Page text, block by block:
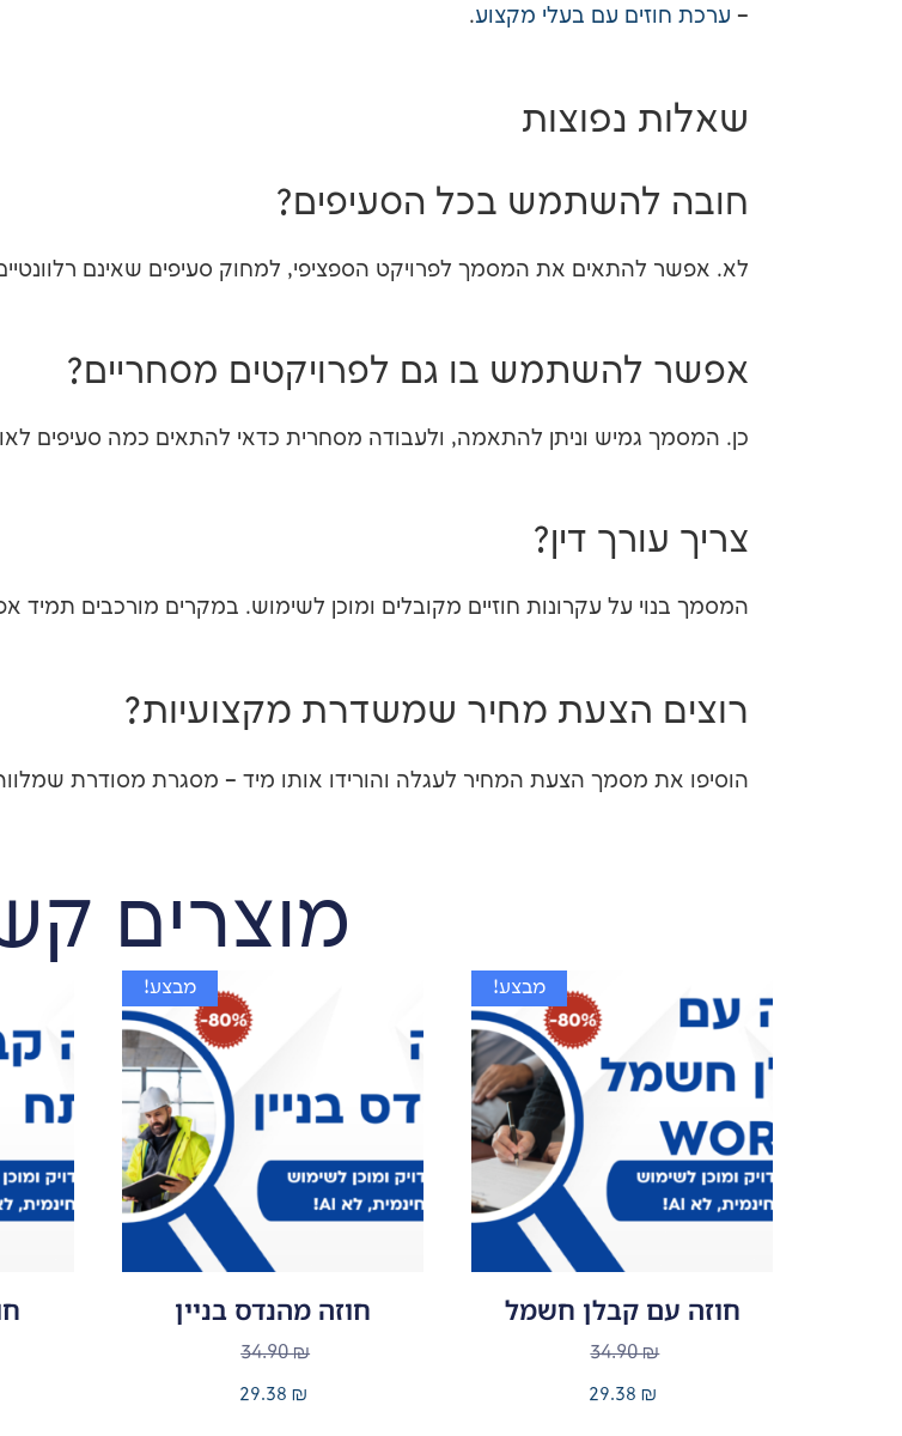
– ערכת חוזים עם בעלי מקצוע.
שאלות נפוצות
חובה להשתמש בכל הסעיפים?
לא. אפשר להתאים את המסמך לפרויקט הספציפי, למחוק סעיפים שאינם רלוונטיים
אפשר להשתמש בו גם לפרויקטים מסחריים?
כן. המסמך גמיש וניתן להתאמה, ולעבודה מסחרית כדאי להתאים כמה סעיפים
צריך עורך דין?
המסמך בנוי על עקרונות חוזיים מקובלים ומוכן לשימוש. במקרים מורכבים תמיד
רוצים הצעת מחיר שמשדרת מקצועיות?
הוסיפו את מסמך הצעת המחיר לעגלה והורידו אותו מיד – מסגרת מסודרת
מוצרים
מבצע!
חוזה עם קבלן חשמל
34.90₪
29.38 ₪
מבצע!
חוזה מהנדס בניין
34.90₪
29.38 ₪